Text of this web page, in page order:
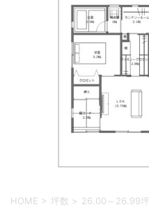
HOME > 坪数 > 26.00～26.99坪